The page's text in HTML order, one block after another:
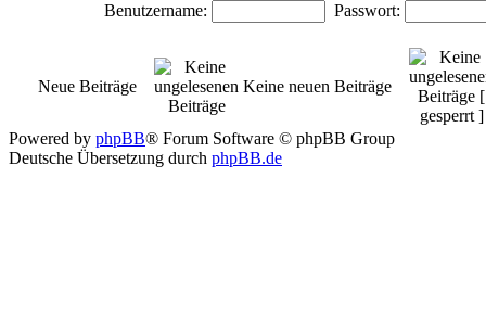
Benutzername: Passwort:
Neue Beiträge Keine neuen Beiträge
Powered by phpBB® Forum Software © phpBB Group
Deutsche Übersetzung durch phpBB.de